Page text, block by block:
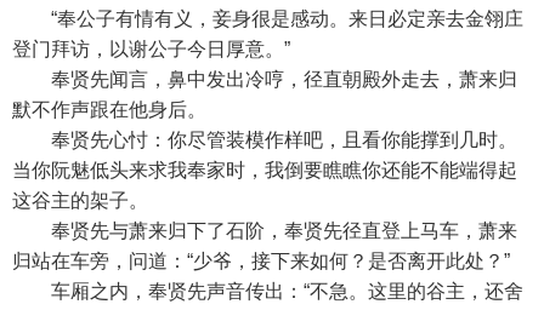
“奉公子有情有义，妾身很是感动。来日必定亲去金翎庄
登门拜访，以谢公子今日厚意。”
奉贤先闻言，鼻中发出冷哼，径直朝殿外走去，萧来归
默不作声跟在他身后。
奉贤先心忖：你尽管装模作样吧，且看你能撑到几时。
当你阮魅低头来求我奉家时，我倒要瞧瞧你还能不能端得起
这谷主的架子。
奉贤先与萧来归下了石阶，奉贤先径直登上马车，萧来
归站在车旁，问道：“少爷，接下来如何？是否离开此处？”
车厢之内，奉贤先声音传出：“不急。这里的谷主，还舍